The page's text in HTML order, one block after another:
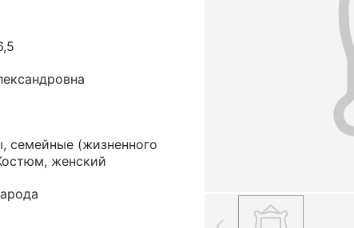
семейные (жизненного
женский